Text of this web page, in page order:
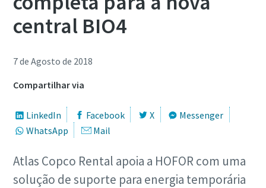
central BIO4
7 de Agosto de 2018
Compartilhar via
LinkedIn Facebook X
Messenger
WhatsApp
Mail
Atlas Copco Rental apoia a HOFOR com uma
solução de suporte para energia temporária